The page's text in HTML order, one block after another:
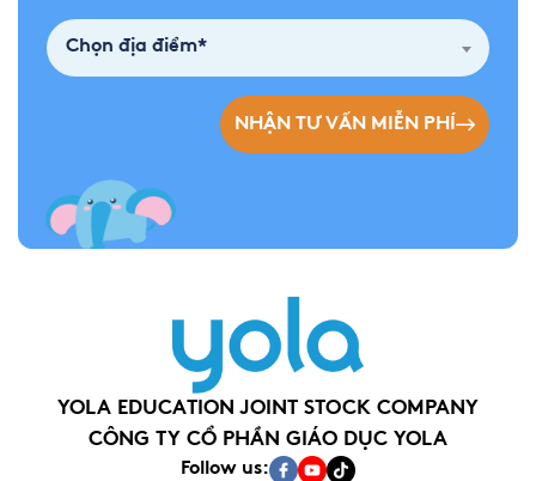
Chọn địa điểm*
NHẬN TƯ VẤN MIỄN PHÍ
YOLA EDUCATION JOINT STOCK COMPANY
CÔNG TY CỔ PHẦN GIÁO DỤC YOLA
Follow us: